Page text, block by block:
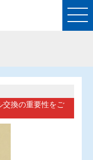
交換の重要性をご